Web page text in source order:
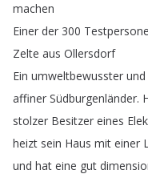
machen
Einer der 300
Zelte aus Ollersdorf
Ein umweltbewusster und
affiner Südburgenländer.
stolzer Besitzer eines
heizt sein Haus mit einer
und hat eine gut